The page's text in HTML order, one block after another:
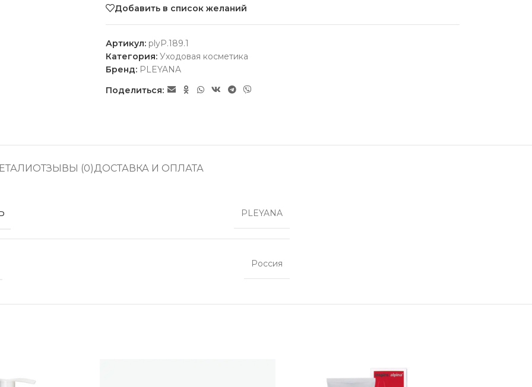
Добавить в список желаний
Артикул: plyP.189.1
Категория: Уходовая косметика
Бренд: PLEYANA
Поделиться:
ОТЗЫВЫ (0)ДОСТАВКА И ОПЛАТА
PLEYANA
Россия